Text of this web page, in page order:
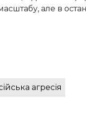
але в
агресія